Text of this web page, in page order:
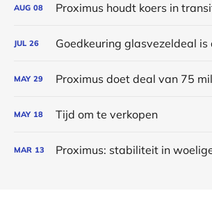
AUG 08
JUL 26
MAY 29
MAY 18 Tijd om te verkopen
MAR 13